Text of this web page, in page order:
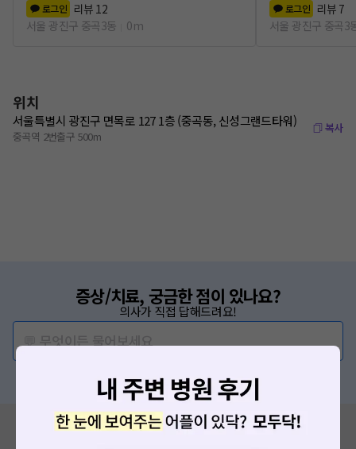
로그인 리뷰 12
서울 광진구 중곡3동
0m
로그인 리뷰 7
서울 광진구 중곡3
위치
서울특별시 광진구 면목로 127 1층 (중곡동, 신성그랜드타워)
중곡역 2번출구 500m
복사
증상/치료, 궁금한 점이 있나요?
의사가 직접 답해드려요!
💬 무엇이든 물어보세요
혹시 잘못된 병원정보가 있나요?